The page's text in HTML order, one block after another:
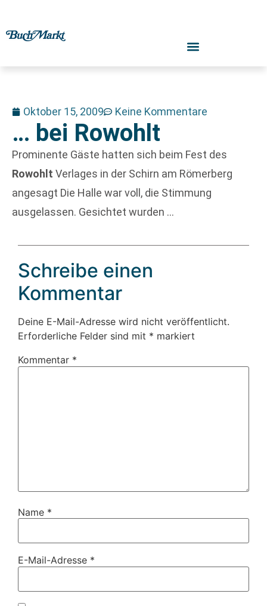
Oktober 15, 2009 Keine Kommentare
… bei Rowohlt
Prominente Gäste hatten sich beim Fest des
Rowohlt Verlages in der Schirn am Römerberg
angesagt Die Halle war voll, die Stimmung
ausgelassen. Gesichtet wurden …
Schreibe einen
Kommentar
Deine E-Mail-Adresse wird nicht veröffentlicht.
Erforderliche Felder sind mit * markiert
Kommentar *
Name *
E-Mail-Adresse *